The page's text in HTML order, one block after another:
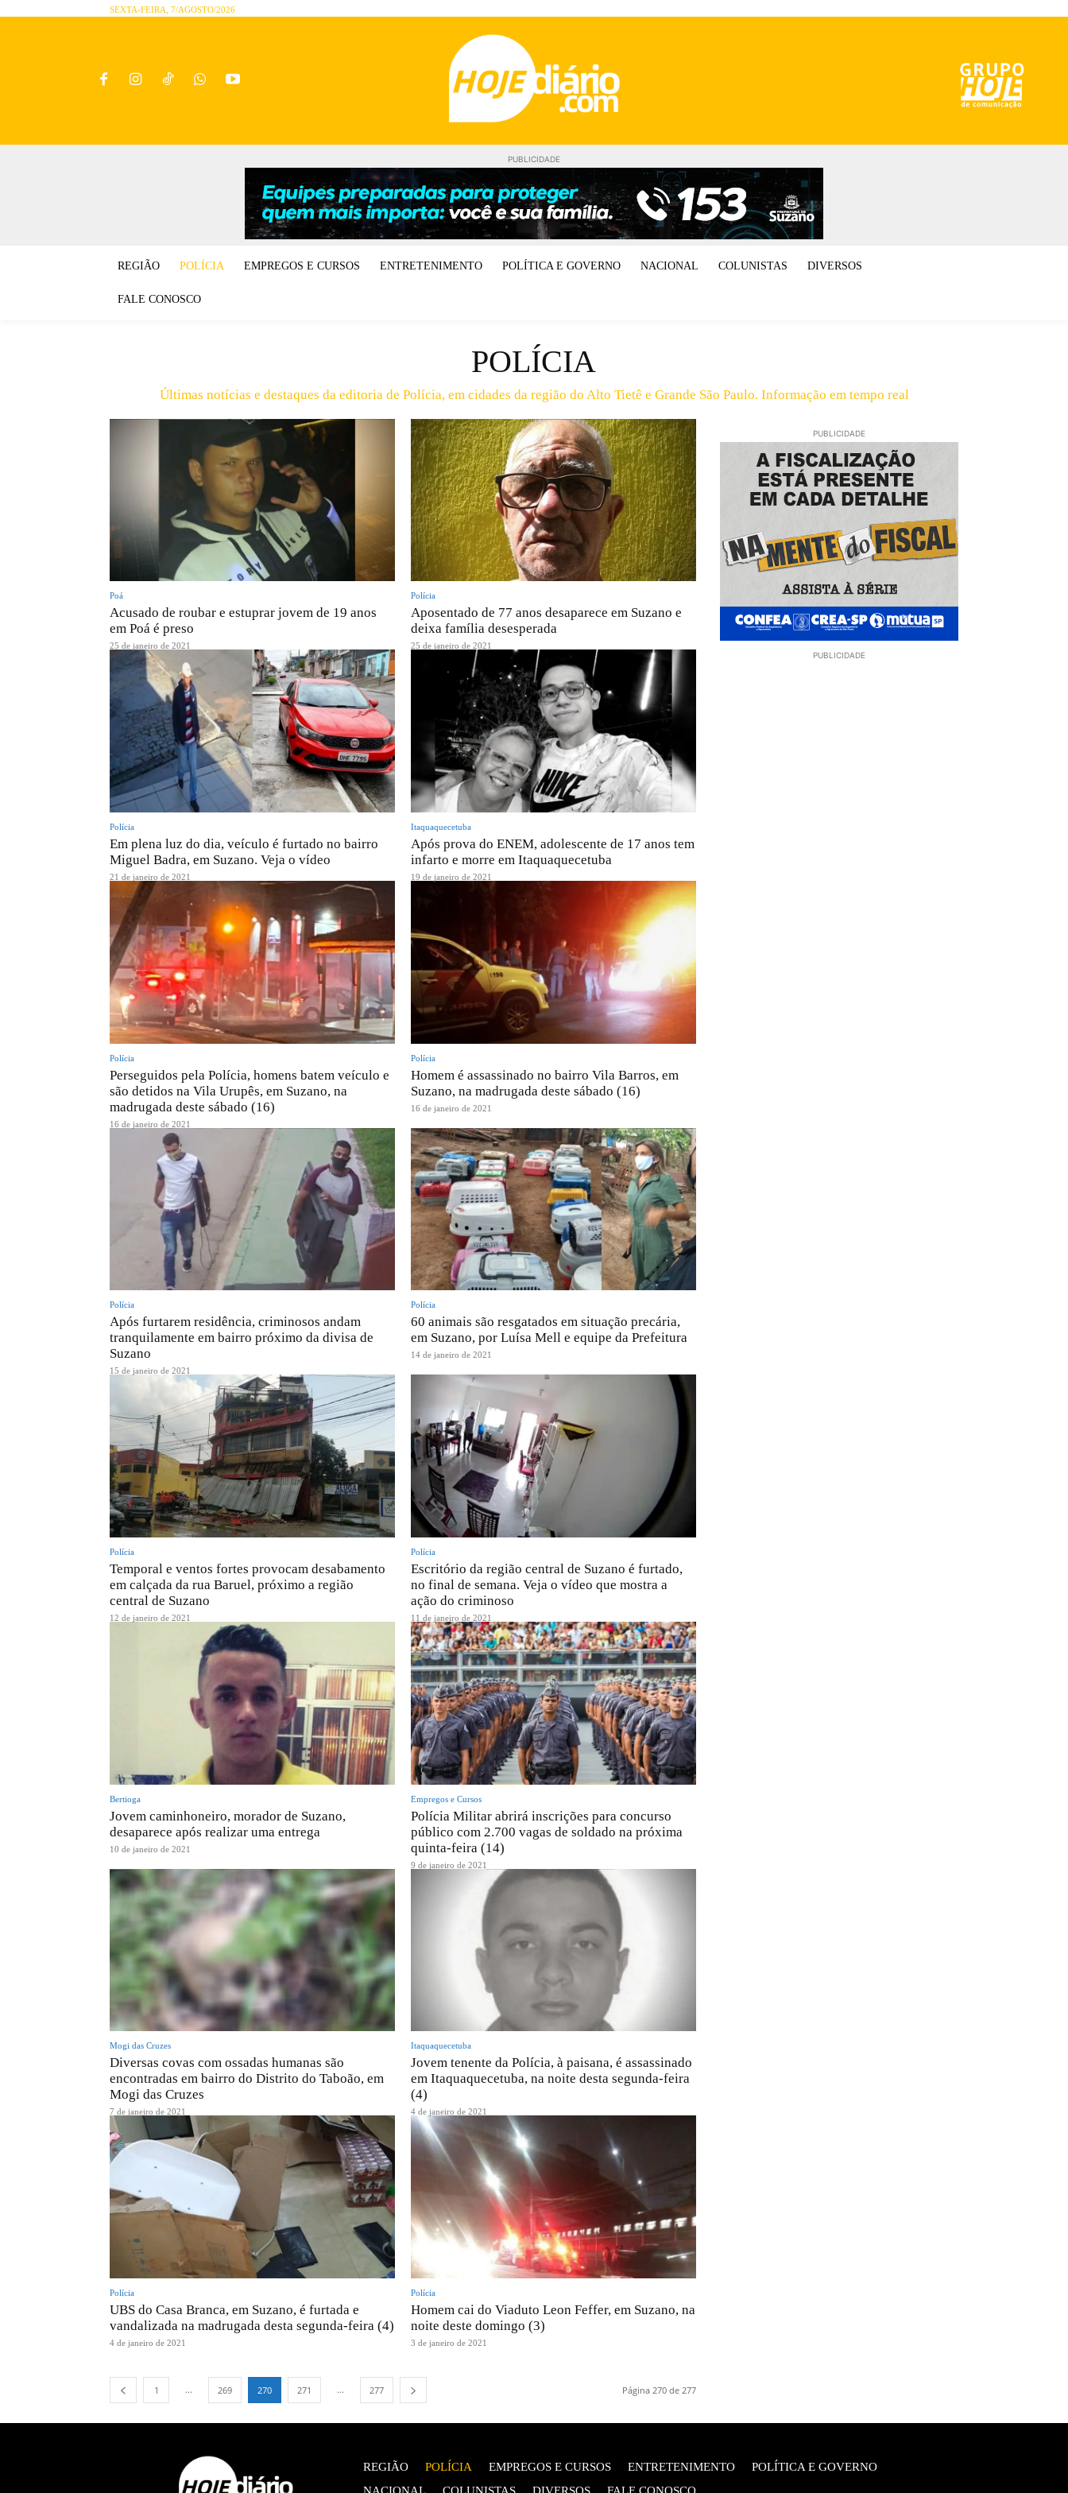
SEXTA-FEIRA, 7/AGOSTO/2026
PUBLICIDADE
REGIÃO POLÍCIA EMPREGOS E CURSOS ENTRETENIMENTO POLÍTICA E GOVERNO NACIONAL COLUNISTAS DIVERSOS
FALE CONOSCO
POLÍCIA
Últimas notícias e destaques da editoria de Polícia, em cidades da região do Alto Tietê e Grande São Paulo. Informação em tempo real
Poá
Acusado de roubar e estuprar jovem de 19 anos
em Poá é preso
25 de janeiro de 2021
Polícia
Aposentado de 77 anos desaparece em Suzano e
deixa família desesperada
25 de janeiro de 2021
Polícia
Em plena luz do dia, veículo é furtado no bairro
Miguel Badra, em Suzano. Veja o vídeo
21 de janeiro de 2021
Itaquaquecetuba
Após prova do ENEM, adolescente de 17 anos tem
infarto e morre em Itaquaquecetuba
19 de janeiro de 2021
Polícia
Perseguidos pela Polícia, homens batem veículo e
são detidos na Vila Urupês, em Suzano, na
madrugada deste sábado (16)
16 de janeiro de 2021
Polícia
Homem é assassinado no bairro Vila Barros, em
Suzano, na madrugada deste sábado (16)
16 de janeiro de 2021
Polícia
Após furtarem residência, criminosos andam
tranquilamente em bairro próximo da divisa de
Suzano
15 de janeiro de 2021
Polícia
60 animais são resgatados em situação precária,
em Suzano, por Luísa Mell e equipe da Prefeitura
14 de janeiro de 2021
Polícia
Temporal e ventos fortes provocam desabamento
em calçada da rua Baruel, próximo a região
central de Suzano
12 de janeiro de 2021
Polícia
Escritório da região central de Suzano é furtado,
no final de semana. Veja o vídeo que mostra a
ação do criminoso
11 de janeiro de 2021
Bertioga
Jovem caminhoneiro, morador de Suzano,
desaparece após realizar uma entrega
10 de janeiro de 2021
Empregos e Cursos
Polícia Militar abrirá inscrições para concurso
público com 2.700 vagas de soldado na próxima
quinta-feira (14)
9 de janeiro de 2021
Mogi das Cruzes
Diversas covas com ossadas humanas são
encontradas em bairro do Distrito do Taboão, em
Mogi das Cruzes
7 de janeiro de 2021
Itaquaquecetuba
Jovem tenente da Polícia, à paisana, é assassinado
em Itaquaquecetuba, na noite desta segunda-feira
(4)
4 de janeiro de 2021
Polícia
UBS do Casa Branca, em Suzano, é furtada e
vandalizada na madrugada desta segunda-feira (4)
4 de janeiro de 2021
Polícia
Homem cai do Viaduto Leon Feffer, em Suzano, na
noite deste domingo (3)
3 de janeiro de 2021
1 ... 269 270 271 ... 277 Página 270 de 277
PUBLICIDADE
PUBLICIDADE
REGIÃO POLÍCIA EMPREGOS E CURSOS ENTRETENIMENTO
POLÍTICA E GOVERNO
NACIONAL
COLUNISTAS DIVERSOS FALE CONOSCO